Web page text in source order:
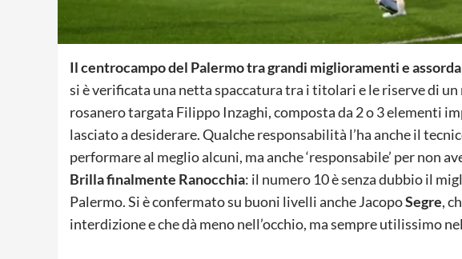
Il centrocampo del Palermo tra grandi miglioramenti e
si è verificata una netta spaccatura tra i titolari e le riserve di
rosanero targata Filippo Inzaghi, composta da 2 o 3 elementi
lasciato a desiderare. Qualche responsabilità l’ha anche il
performare al meglio alcuni, ma anche ‘responsabile’ per non
Brilla finalmente Ranocchia: il numero 10 è senza dubbio il
Palermo. Si è confermato su buoni livelli anche JacopoSegre,
interdizione e che dà meno nell’occhio, ma sempre utilissimo